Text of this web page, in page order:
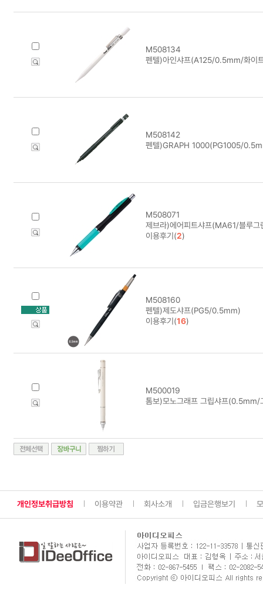
M508134
펜텔)아인샤프(A125/0.5mm/화이
M508142
펜텔)GRAPH 1000(PG1005/
M508071
제브라)에어피트샤프(MA61/블루
이용후기(2)
M508160
펜텔)제도샤프(PG5/0.5mm)
이용후기(16)
M500019
톰보)모노그래프 그립샤프(0.5mm/
개인정보취급방침 이용약관 회사소개 입금은행보기